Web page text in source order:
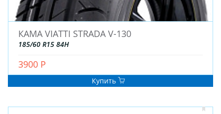
КАМА VIATTI STRADA V-130
185/60 R15 84H
3900 Р
Купить